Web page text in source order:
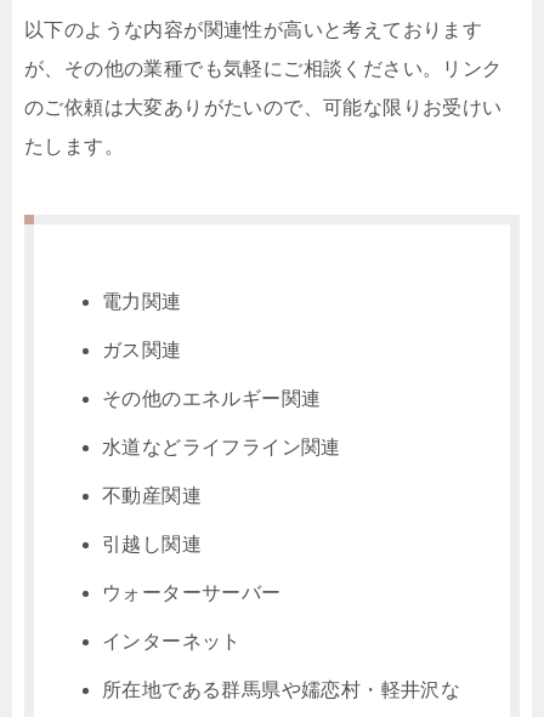
以下のような内容が関連性が高いと考えております
が、その他の業種でも気軽にご相談ください。リンク
のご依頼は大変ありがたいので、可能な限りお受けい
たします。
電力関連
ガス関連
その他のエネルギー関連
水道などライフライン関連
不動産関連
引越し関連
ウォーターサーバー
インターネット
所在地である群馬県や嬬恋村・軽井沢な